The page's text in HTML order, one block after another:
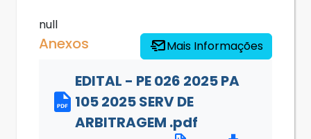
null
Anexos Mais Informações
EDITAL - PE 026 2025 PA
105 2025 SERV DE
ARBITRAGEM .pdf